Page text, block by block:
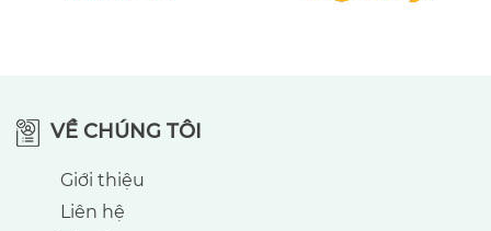
VỀ CHÚNG TÔI
Giới thiệu
Liên hệ